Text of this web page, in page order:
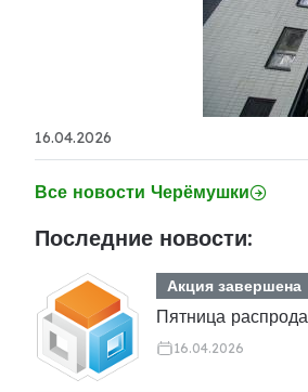
16.04.2026
Все новости Черёмушки
Последние новости:
Акция завершена
Пятница
16.04.2026